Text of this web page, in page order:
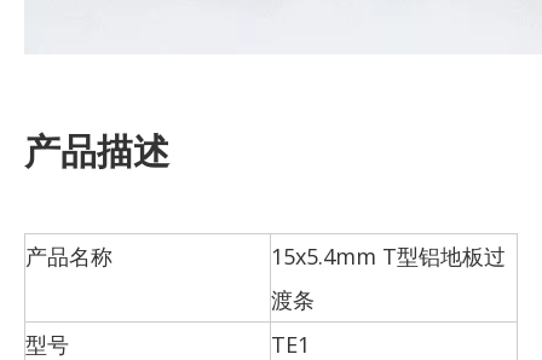
产品描述
产品名称
15x5.4mm T型铝地板过
渡条
型号
TE1